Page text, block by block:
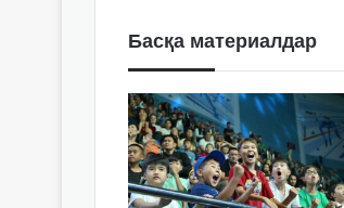
Басқа материалдар